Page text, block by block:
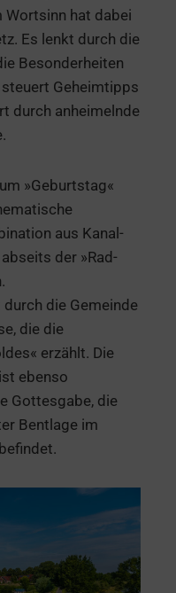
Wortsinn hat dabei
Es lenkt durch die
Besonderheiten
Geheimtipps
durch anheimelnde
»Geburtstag«
aus Kanal-
der »Rad-
durch die Gemeinde
die die
erzählt. Die
ebenso
Gottesgabe, die
Bentlage im